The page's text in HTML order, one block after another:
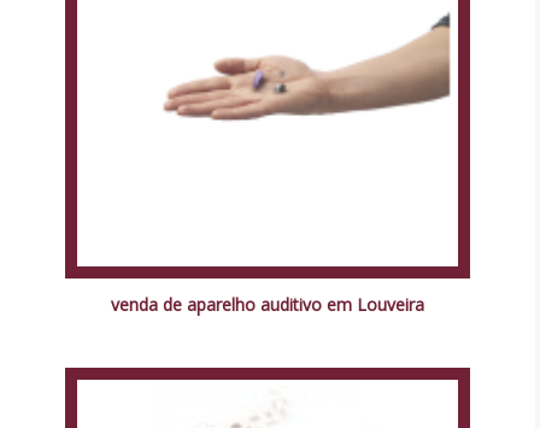
venda de aparelho auditivo em Louveira